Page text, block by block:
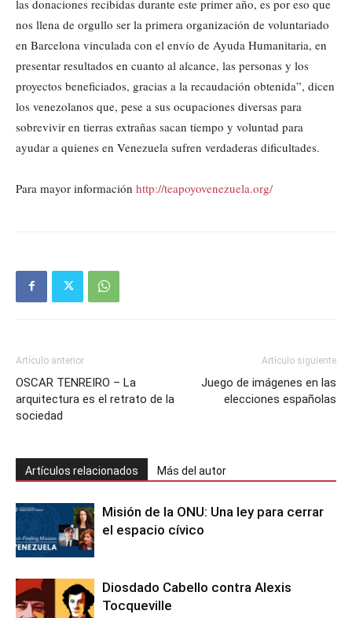
las donaciones recibidas durante este primer año, es por eso que
nos llena de orgullo ser la primera organización de voluntariado
en Barcelona vinculada con el envío de Ayuda Humanitaria, en
presentar resultados en cuanto al alcance, las personas y los
proyectos beneficiados, gracias a la recaudación obtenida”, dicen
los venezolanos que, pese a sus ocupaciones diversas para
sobrevivir en tierras extrañas sacan tiempo y voluntad para
ayudar a quienes en Venezuela sufren verdaderas dificultades.
Para mayor información http://teapoyovenezuela.org/
Artículo anterior
OSCAR TENREIRO – La
arquitectura es el retrato de la
sociedad
Artículo siguiente
Juego de imágenes en las
elecciones españolas
Artículos relacionados Más del autor
Misión de la ONU: Una ley para cerrar
el espacio cívico
Diosdado Cabello contra Alexis
Tocqueville